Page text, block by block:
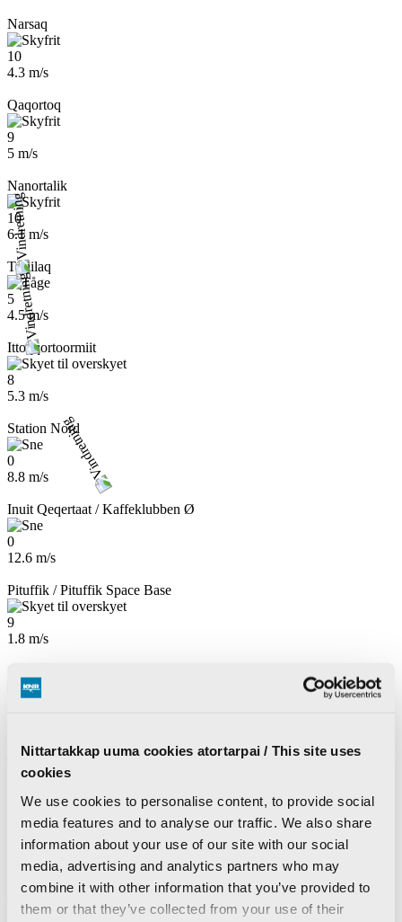
Nittartakkap uuma cookies atortarpai / This site uses
cookies
We use cookies to personalise content, to provide social
media features and to analyse our traffic. We also share
information about your use of our site with our social
media, advertising and analytics partners who may
combine it with other information that you’ve provided to
them or that they’ve collected from your use of their
Narsaq
10
4.3 m/s
Qaqortoq
9
5 m/s
Nanortalik
10
6.1 m/s
Tasiilaq
5
4.5 m/s
Ittoqqortoormiit
8
5.3 m/s
Station Nord
0
8.8 m/s
Inuit Qeqertaat / Kaffeklubben Ø
0
12.6 m/s
Pituffik / Pituffik Space Base
9
1.8 m/s
Kalaallisut
Dansk
Om KNR
Nyheder om KNR
Ledige stillinger
KNR Reklame
Brugernes billedgalleri
Søg